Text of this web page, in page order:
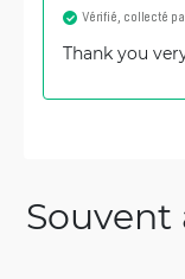
Vérifié, collecté
Thank you
Souvent